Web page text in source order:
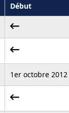
Début
1er octobre 2012